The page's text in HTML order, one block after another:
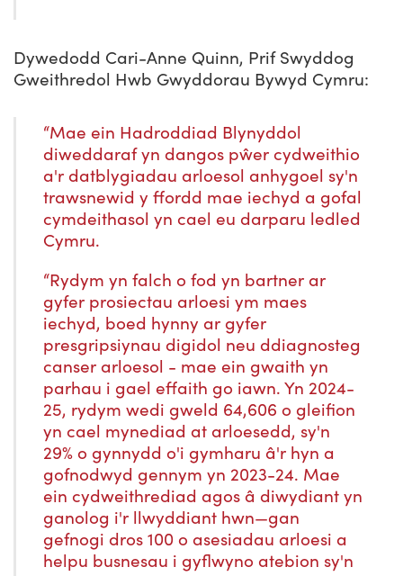
Dywedodd Cari-Anne Quinn, Prif Swyddog
Gweithredol Hwb Gwyddorau Bywyd Cymru:
“Mae ein Hadroddiad Blynyddol
diweddaraf yn dangos pŵer cydweithio
a'r datblygiadau arloesol anhygoel sy'n
trawsnewid y ffordd mae iechyd a gofal
cymdeithasol yn cael eu darparu ledled
Cymru.
“Rydym yn falch o fod yn bartner ar
gyfer prosiectau arloesi ym maes
iechyd, boed hynny ar gyfer
presgripsiynau digidol neu ddiagnosteg
canser arloesol - mae ein gwaith yn
parhau i gael effaith go iawn. Yn 2024-
25, rydym wedi gweld 64,606 o gleifion
yn cael mynediad at arloesedd, sy'n
29% o gynnydd o'i gymharu â'r hyn a
gofnodwyd gennym yn 2023-24. Mae
ein cydweithrediad agos â diwydiant yn
ganolog i'r llwyddiant hwn—gan
gefnogi dros 100 o asesiadau arloesi a
helpu busnesau i gyflwyno atebion sy'n